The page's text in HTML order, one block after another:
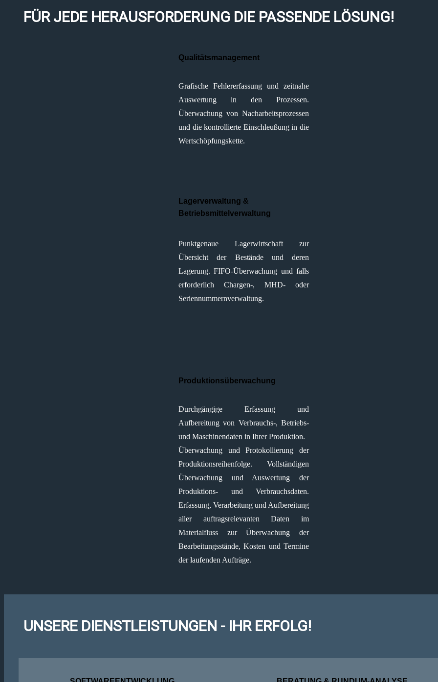
FÜR JEDE HERAUSFORDERUNG DIE PASSENDE LÖSUNG!
Qualitätsmanagement
Grafische Fehlererfassung und zeitnahe
Auswertung in den Prozessen.
Überwachung von Nacharbeitsprozessen
und die kontrollierte Einschleußung in die
Wertschöpfungskette.
Lagerverwaltung &
Betriebsmittelverwaltung
Punktgenaue Lagerwirtschaft zur
Übersicht der Bestände und deren
Lagerung. FIFO-Überwachung und falls
erforderlich Chargen-, MHD- oder
Seriennummernverwaltung.
Produktionsüberwachung
Durchgängige Erfassung und
Aufbereitung von Verbrauchs-, Betriebs-
und Maschinendaten in Ihrer Produktion.
Überwachung und Protokollierung der
Produktionsreihenfolge. Vollständigen
Überwachung und Auswertung der
Produktions- und Verbrauchsdaten.
Erfassung, Verarbeitung und Aufbereitung
aller auftragsrelevanten Daten im
Materialfluss zur Überwachung der
Bearbeitungsstände, Kosten und Termine
der laufenden Aufträge.
UNSERE DIENSTLEISTUNGEN - IHR ERFOLG!